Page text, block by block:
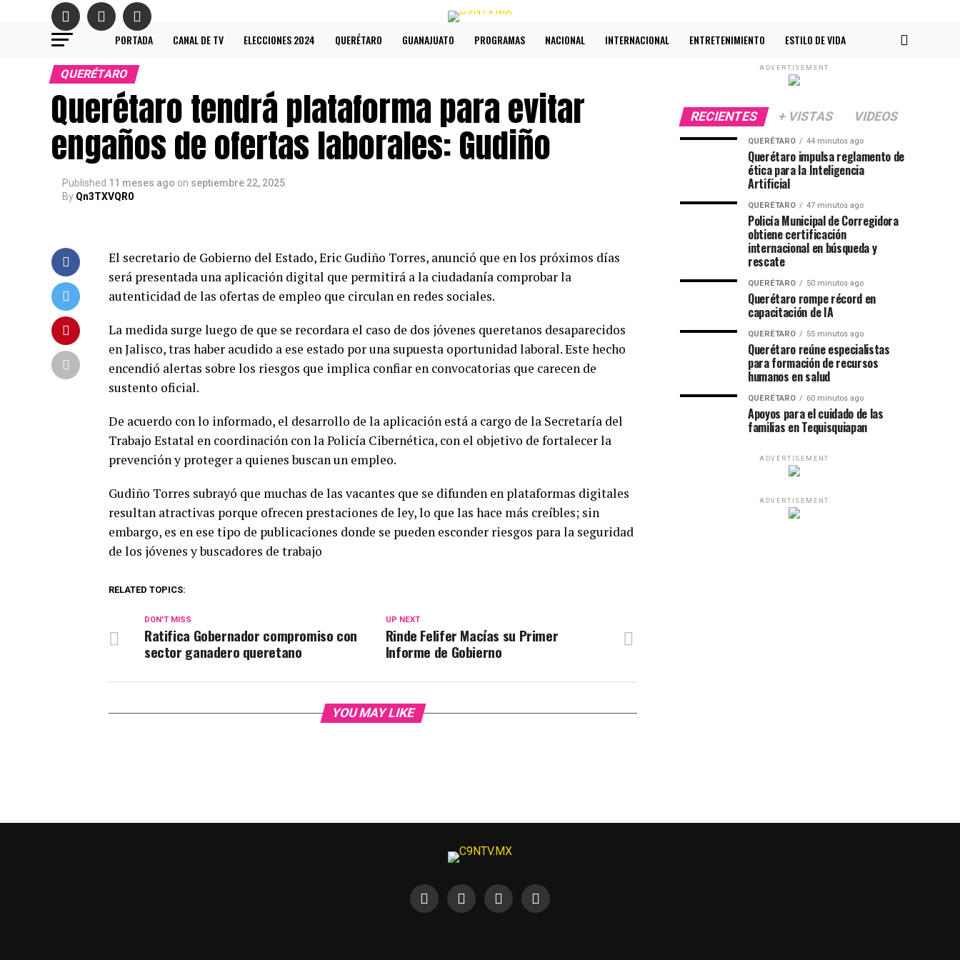
PORTADA CANAL DE TV ELECCIONES 2024 QUERÉTARO GUANAJUATO PROGRAMAS NACIONAL INTERNACIONAL ENTRETENIMIENTO ESTILO DE VIDA
QUERÉTARO
Querétaro tendrá plataforma para evitar
engaños de ofertas laborales: Gudiño
Published 11 meses ago on septiembre 22, 2025
By Qn3TXVQR0
El secretario de Gobierno del Estado, Eric Gudiño Torres, anunció que en los próximos días
será presentada una aplicación digital que permitirá a la ciudadanía comprobar la
autenticidad de las ofertas de empleo que circulan en redes sociales.
La medida surge luego de que se recordara el caso de dos jóvenes queretanos desaparecidos
en Jalisco, tras haber acudido a ese estado por una supuesta oportunidad laboral. Este hecho
encendió alertas sobre los riesgos que implica confiar en convocatorias que carecen de
sustento oficial.
De acuerdo con lo informado, el desarrollo de la aplicación está a cargo de la Secretaría del
Trabajo Estatal en coordinación con la Policía Cibernética, con el objetivo de fortalecer la
prevención y proteger a quienes buscan un empleo.
Gudiño Torres subrayó que muchas de las vacantes que se difunden en plataformas digitales
resultan atractivas porque ofrecen prestaciones de ley, lo que las hace más creíbles; sin
embargo, es en ese tipo de publicaciones donde se pueden esconder riesgos para la seguridad
de los jóvenes y buscadores de trabajo
RELATED TOPICS:
UP NEXT
Rinde Felifer Macías su Primer
Informe de Gobierno
DON'T MISS
Ratifica Gobernador compromiso con
sector ganadero queretano
YOU MAY LIKE
ADVERTISEMENT
RECIENTES + VISTAS VIDEOS
QUERÉTARO 44 minutos ago
Querétaro impulsa reglamento de
ética para la Inteligencia
Artificial
QUERÉTARO 47 minutos ago
Policía Municipal de Corregidora
obtiene certificación
internacional en búsqueda y
rescate
QUERÉTARO 50 minutos ago
Querétaro rompe récord en
capacitación de IA
QUERÉTARO 55 minutos ago
Querétaro reúne especialistas
para formación de recursos
humanos en salud
QUERÉTARO 60 minutos ago
Apoyos para el cuidado de las
familias en Tequisquiapan
ADVERTISEMENT
ADVERTISEMENT